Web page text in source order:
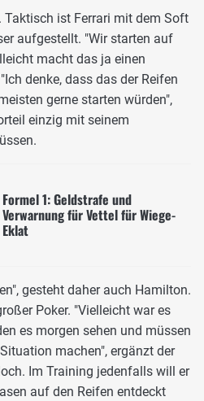
ist Ferrari mit dem Soft
aufgestellt. "Wir starten auf
macht das ja einen
denke, dass das der Reifen
gerne starten würden",
einzig mit seinem
Formel 1: Geldstrafe und
Verwarnung für Vettel für Wiege-
Eklat
gesteht daher auch Hamilton.
Poker. "Vielleicht war es
es morgen sehen und müssen
machen", ergänzt der
Im Training jedenfalls will er
auf den Reifen entdeckt